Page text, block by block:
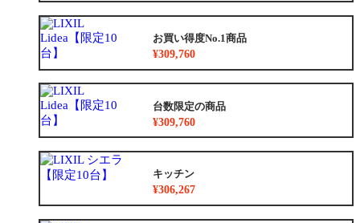
お買い得度No.1商品
¥309,760
台数限定の商品
¥309,760
キッチン
¥306,267